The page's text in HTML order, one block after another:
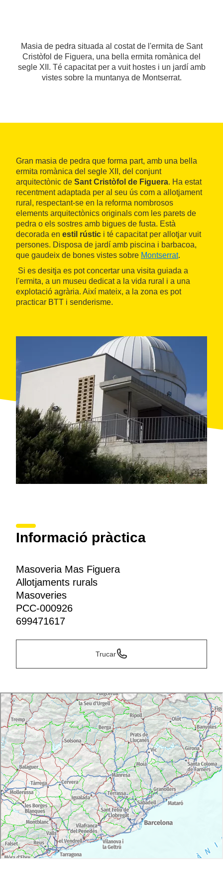
Masia de pedra situada al costat de l'ermita de Sant
Cristòfol de Figuera, una bella ermita romànica del
segle XII. Té capacitat per a vuit hostes i un jardí amb
vistes sobre la muntanya de Montserrat.
Gran masia de pedra que forma part, amb una bella
ermita romànica del segle XII, del conjunt
arquitectònic de Sant Cristòfol de Figuera. Ha estat
recentment adaptada per al seu ús com a allotjament
rural, respectant-se en la reforma nombrosos
elements arquitectònics originals com les parets de
pedra o els sostres amb bigues de fusta. Està
decorada en estil rústic i té capacitat per allotjar vuit
persones. Disposa de jardí amb piscina i barbacoa,
que gaudeix de bones vistes sobre Montserrat.
Si es desitja es pot concertar una visita guiada a
l'ermita, a un museu dedicat a la vida rural i a una
explotació agrària. Així mateix, a la zona es pot
practicar BTT i senderisme.
Informació pràctica
Masoveria Mas Figuera
Allotjaments rurals
Masoveries
PCC-000926
699471617
Trucar